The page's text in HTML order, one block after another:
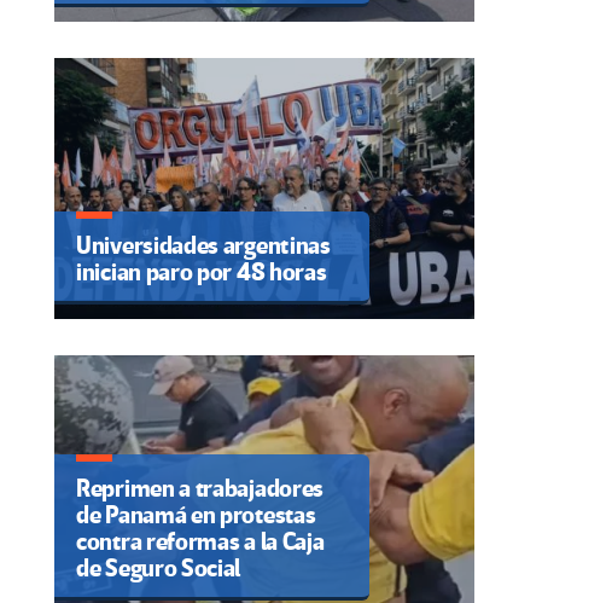
Universidades argentinas
inician paro por 48 horas
Reprimen a trabajadores
de Panamá en protestas
contra reformas a la Caja
de Seguro Social